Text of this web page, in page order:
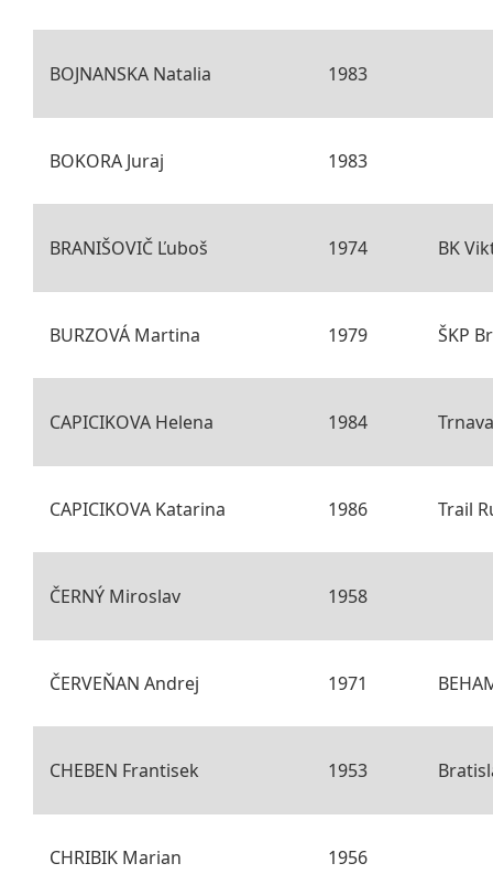
BOJNANSKA Natalia 1983
BOKORA Juraj 1983
BRANIŠOVIČ Ľuboš 1974 BK
BURZOVÁ Martina 1979 ŠKP
CAPICIKOVA Helena 1984 Trnava
CAPICIKOVA Katarina 1986 Trail
ČERNÝ Miroslav 1958
ČERVEŇAN Andrej 1971
CHEBEN Frantisek 1953
CHRIBIK Marian 1956